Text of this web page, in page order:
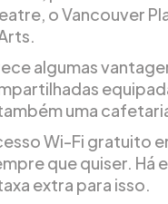
o Vancouver
algumas
uma
Wi-Fi gratuito
que quiser.
extra para isso.